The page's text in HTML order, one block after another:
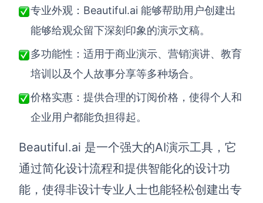
专业外观： Beautiful.ai 能够帮助用户创建出
能够给观众留下深刻印象的演示文稿。
多功能性：适用于商业演示、营销演讲、教育
培训以及个人故事分享等多种场合。
价格实惠：提供合理的订阅价格，使得个人和
企业用户都能负担得起。
Beautiful.ai 是一个强大的AI演示工具，它
通过简化设计流程和提供智能化的设计功
能，使得非设计专业人士也能轻松创建出专